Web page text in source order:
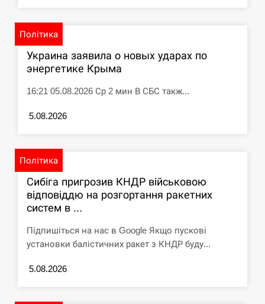
11:40
У зоопарку Токіо через спеку загинули три
левиці
СЕРПЕНЬ
Россияне ударили “Бардеролями” по Харькову,
Політика
Украина заявила о новых ударах по
энергетике Крыма
16:21 05.08.2026 Ср 2 мин В СБС такж...
5.08.2026
Політика
Сибіга пригрозив КНДР військовою
відповіддю на розгортання ракетних
систем в ...
Підпишіться на нас в Google Якщо пускові
установки балістичних ракет з КНДР буду...
5.08.2026